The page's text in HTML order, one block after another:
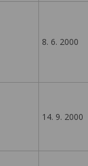
8. 6. 2000
14. 9. 2000